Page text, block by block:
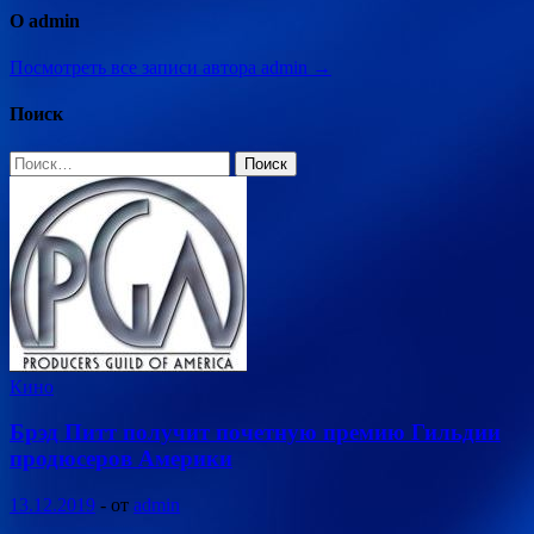
О admin
Посмотреть все записи автора admin →
Поиск
Найти:
Кино
Брэд Питт получит почетную премию Гильдии
продюсеров Америки
13.12.2019 - от admin